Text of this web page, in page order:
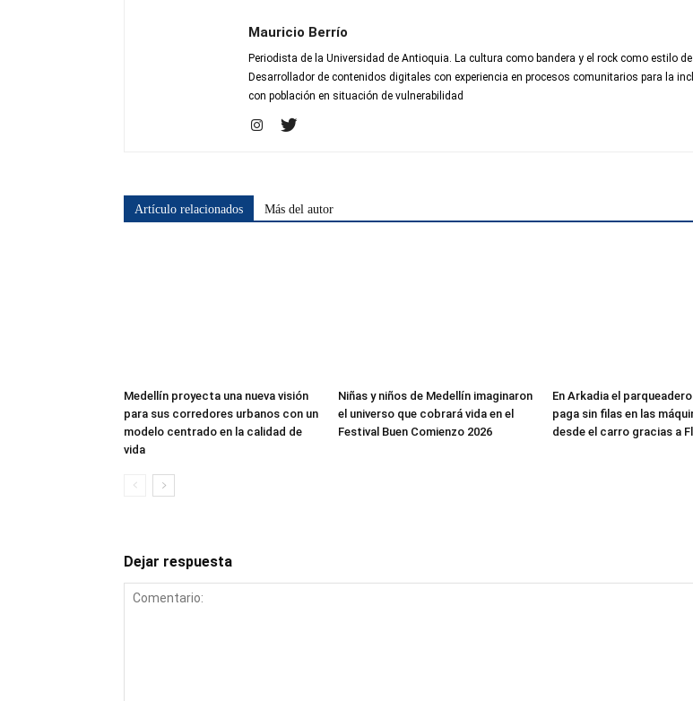
Mauricio Berrío
Periodista de la Universidad de Antioquia. La cultura como bandera y el rock como estilo
Desarrollador de contenidos digitales con experiencia en procesos comunitarios para la
con población en situación de vulnerabilidad
Artículo relacionados Más del autor
Medellín proyecta una nueva visión
para sus corredores urbanos con un
modelo centrado en la calidad de
vida
Niñas y niños de Medellín imaginaron
el universo que cobrará vida en el
Festival Buen Comienzo 2026
En Arkadia el
paga sin filas en las
desde el carro gracias a
Dejar respuesta